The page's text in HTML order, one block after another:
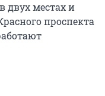
двух местах и
проспекта